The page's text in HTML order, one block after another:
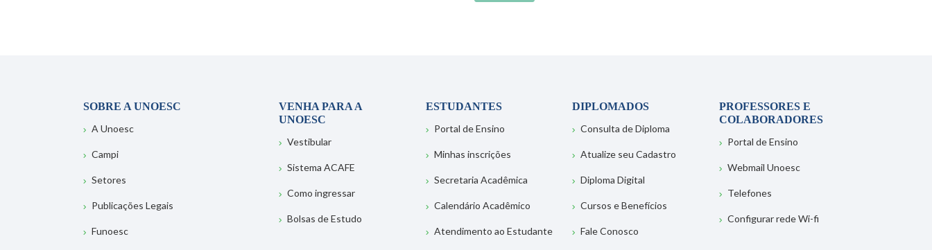
SOBRE A UNOESC
A Unoesc
Campi
Setores
Publicações Legais
Funoesc
VENHA PARA A
UNOESC
Vestibular
Sistema ACAFE
Como ingressar
Bolsas de Estudo
ESTUDANTES
Portal de Ensino
Minhas inscrições
Secretaria Acadêmica
Calendário Acadêmico
Atendimento ao Estudante
DIPLOMADOS
Consulta de Diploma
Atualize seu Cadastro
Diploma Digital
Cursos e Benefícios
Fale Conosco
PROFESSORES E
COLABORADORES
Portal de Ensino
Webmail Unoesc
Telefones
Configurar rede Wi-fi